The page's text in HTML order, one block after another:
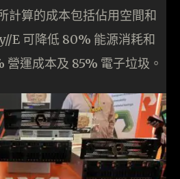
計算的成本包括佔用空間和
E 可降低 80% 能源消耗和
運成本及 85% 電子垃圾。